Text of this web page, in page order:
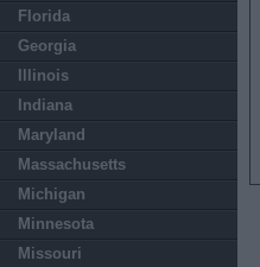
Florida
Georgia
Illinois
Indiana
Maryland
Massachusetts
Michigan
Minnesota
Missouri